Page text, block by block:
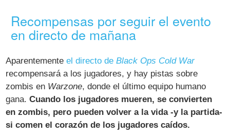
Recompensas por seguir el evento
en directo de mañana
Aparentementeel directo deBlack Ops Cold War
recompensará a los jugadores, y hay pistas sobre
zombis en Warzone, donde el último equipo humano
gana.Cuando los jugadores mueren, se convierten
en zombis, pero pueden volver a la vida -y la partida-
si comen el corazón de los jugadores caídos.